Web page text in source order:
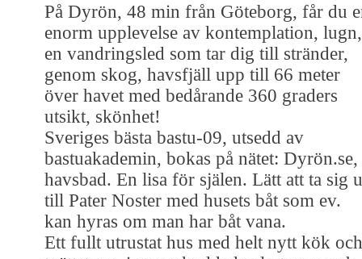
På Dyrön, 48 min från Göteborg, får du
enorm upplevelse av kontemplation, lugn,
en vandringsled som tar dig till stränder,
genom skog, havsfjäll upp till 66 meter
över havet med bedårande 360 graders
utsikt, skönhet!
Sveriges bästa bastu-09, utsedd av
bastuakademin, bokas på nätet: Dyrön.se,
havsbad. En lisa för själen. Lätt att ta sig
till Pater Noster med husets båt som ev.
kan hyras om man har båt vana.
Ett fullt utrustat hus med helt nytt kök och